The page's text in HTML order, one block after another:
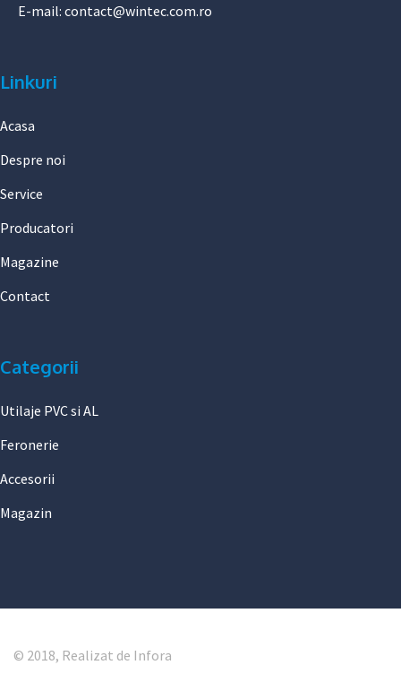
E-mail: contact@wintec.com.ro
Linkuri
Acasa
Despre noi
Service
Producatori
Magazine
Contact
Categorii
Utilaje PVC si AL
Feronerie
Accesorii
Magazin
© 2018, Realizat de Infora